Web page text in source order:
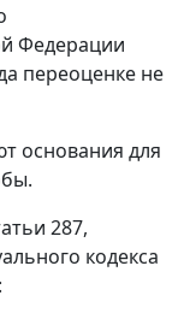
Федерации
переоценке не
основания для
287,
кодекса